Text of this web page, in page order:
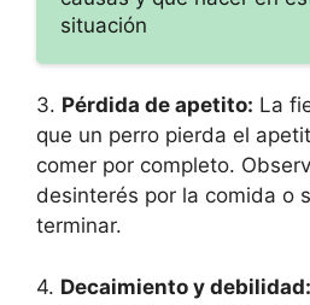
situación
3. Pérdida de apetito: La
que un perro pierda el
comer por completo.
desinterés por la comida o
terminar.
4. Decaimiento y debilidad: